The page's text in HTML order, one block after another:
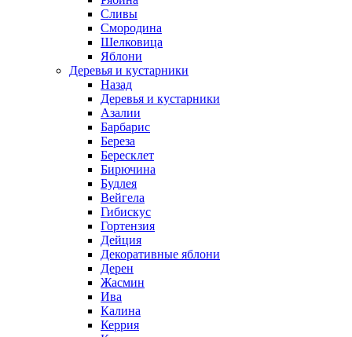
Сливы
Смородина
Шелковица
Яблони
Деревья и кустарники
Назад
Деревья и кустарники
Азалии
Барбарис
Береза
Бересклет
Бирючина
Будлея
Вейгела
Гибискус
Гортензия
Дейция
Декоративные яблони
Дерен
Жасмин
Ива
Калина
Керрия